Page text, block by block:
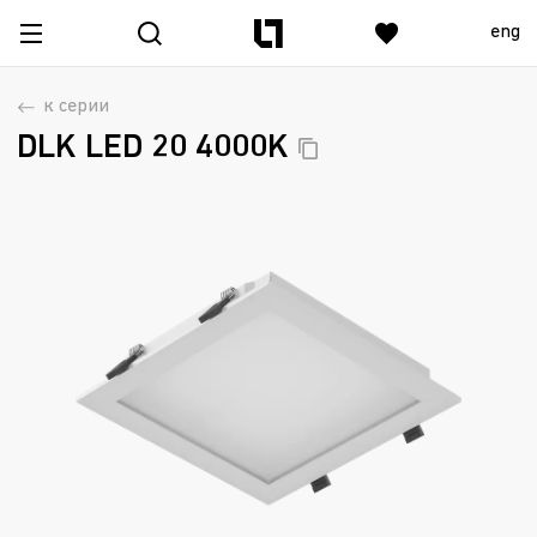
eng
к серии
DLK LED 20 4000K